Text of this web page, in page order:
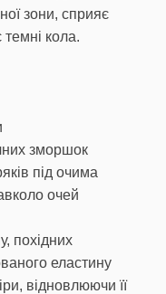
зони, сприяє
кола.
зморшок
під очима
очей
похідних
еластину
відновлюючи її